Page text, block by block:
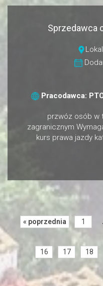
Sprzedawca
Pracodawca:
przwóz osób w
zagranicznym
kurs prawa jazdy
« poprzednia 1
16 17 18